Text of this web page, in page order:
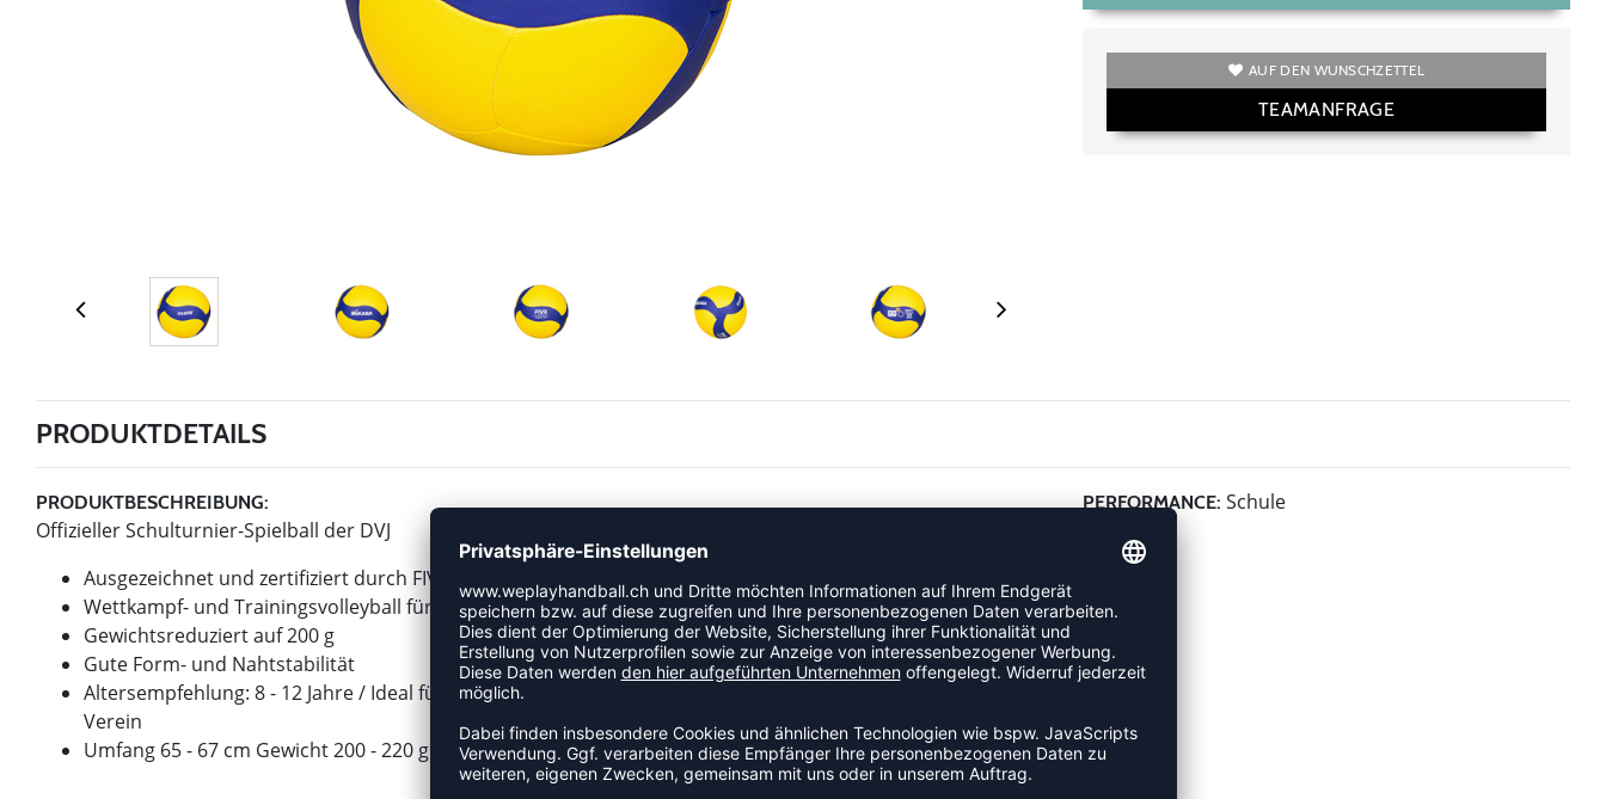
AUF DEN WUNSCHZETTEL
TEAMANFRAGE
PRODUKTDETAILS
PRODUKTBESCHREIBUNG:
Offizieller Schulturnier-Spielball der DVJ
Ausgezeichnet und zertifiziert durch FIVB & DVV
Wettkampf- und Trainingsvolleyball für Halle und Beach
Gewichtsreduziert auf 200 g
Gute Form- und Nahtstabilität
Altersempfehlung: 8 - 12 Jahre / Ideal für Schule und
Verein
Umfang 65 - 67 cm Gewicht 200 - 220 g
PERFORMANCE: Schule